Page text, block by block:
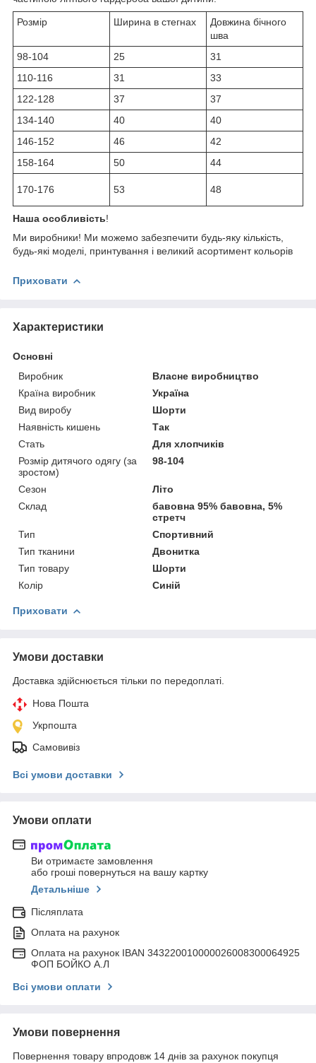
Розмір Ширина в стегнах
Довжина бічного
шва
98-104
25
31
110-116
31
33
122-128
37
37
134-140
40
40
146-152
46
42
158-164
50 44
170-176 53 48
Наша особливість!
Ми виробники! Ми можемо забезпечити будь-яку кількість,
будь-які моделі, принтування і великий асортимент кольорів
Приховати
Характеристики
Основні
Виробник
Власне виробництво
Країна виробник
Україна
Вид виробу
Шорти
Наявність кишень
Так
Стать
Для хлопчиків
Розмір дитячого одягу (за
зростом)
98-104
Сезон
Літо
Склад
бавовна 95% бавовна, 5%
стретч
Тип
Спортивний
Тип тканини
Двонитка
Тип товару
Шорти
Колір
Синій
Приховати
Умови доставки
Доставка здійснюється тільки по передоплаті.
Нова Пошта
Укрпошта
Самовивіз
Всі умови доставки
Умови оплати
Ви отримаєте замовлення
або гроші повернуться на вашу картку
Детальніше
Післяплата
Оплата на рахунок
Оплата на рахунок IBAN 343220010000026008300064925
ФОП БОЙКО А.Л
Всі умови оплати
Умови повернення
Повернення товару впродовж 14 днів за рахунок покупця